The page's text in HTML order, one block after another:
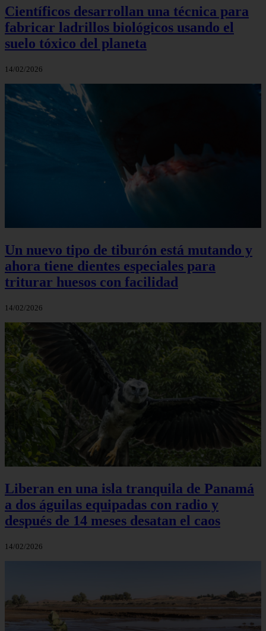
Científicos desarrollan una técnica para
fabricar ladrillos biológicos usando el
suelo tóxico del planeta
14/02/2026
Un nuevo tipo de tiburón está mutando y
ahora tiene dientes especiales para
triturar huesos con facilidad
14/02/2026
Liberan en una isla tranquila de Panamá
a dos águilas equipadas con radio y
después de 14 meses desatan el caos
14/02/2026